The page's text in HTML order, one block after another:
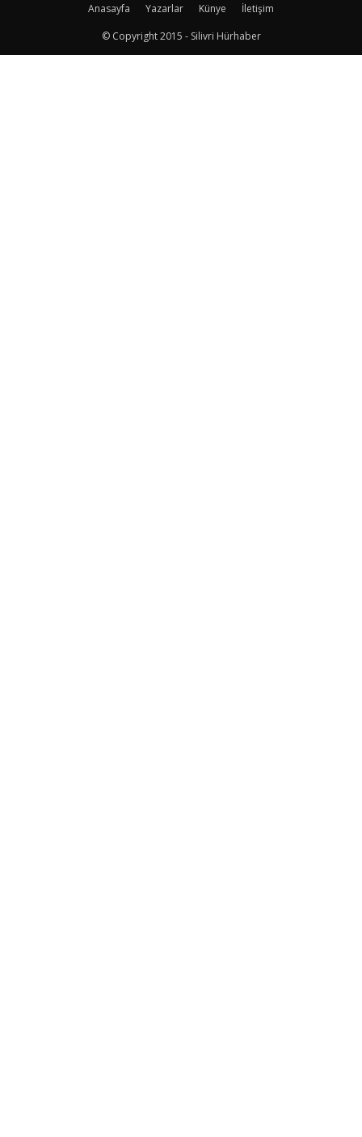
Anasayfa Yazarlar Künye
İletişim
© Copyright 2015 - Silivri Hürhaber